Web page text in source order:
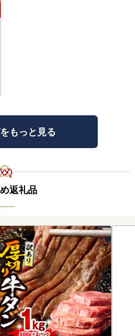
もっと見る
返礼品